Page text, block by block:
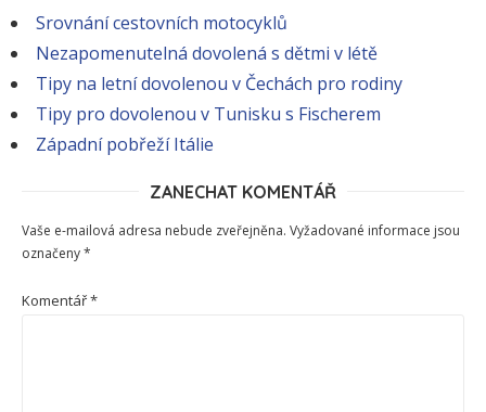
Srovnání cestovních motocyklů
Nezapomenutelná dovolená s dětmi v létě
Tipy na letní dovolenou v Čechách pro rodiny
Tipy pro dovolenou v Tunisku s Fischerem
Západní pobřeží Itálie
ZANECHAT KOMENTÁŘ
Vaše e-mailová adresa nebude zveřejněna. Vyžadované informace jsou
označeny*
Komentář*